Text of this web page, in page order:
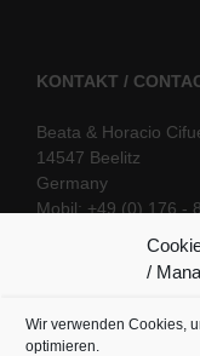
/
Wir verwenden Cookies,
optimieren.
KONTAKT /
Beata & Horacio
14547 Beelitz
Germany
Mobil: +49 (0) 176 -
SOCIAL LINKS